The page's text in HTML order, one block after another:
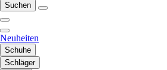
Suchen
Neuheiten
Schuhe
Schläger